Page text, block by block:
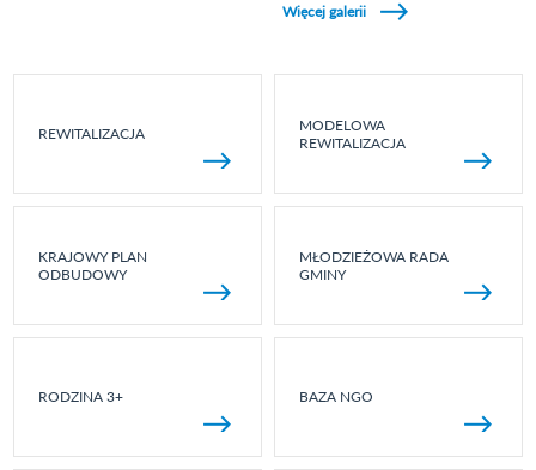
Więcej galerii
REWITALIZACJA
MODELOWA
REWITALIZACJA
KRAJOWY PLAN
ODBUDOWY
MŁODZIEŻOWA RADA
GMINY
RODZINA 3+ BAZA NGO